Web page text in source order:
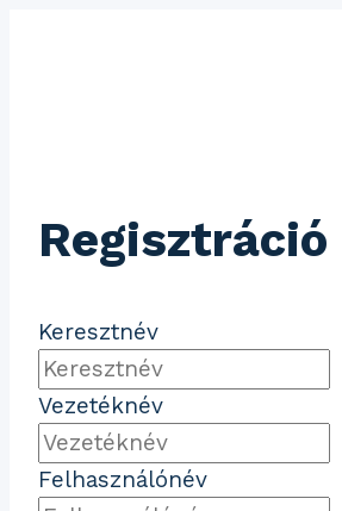
Regisztráció
Keresztnév
Vezetéknév
Felhasználónév